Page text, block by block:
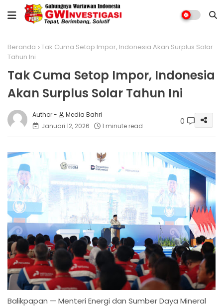
Beranda
Tak Cuma Setop Impor, Indonesia Akan Surplus Solar
Tahun Ini
Tak Cuma Setop Impor, Indonesia
Akan Surplus Solar Tahun Ini
Media Bahri
Januari 12, 2026
1 minute read 0
Balikpapan — Menteri Energi dan Sumber Daya Mineral